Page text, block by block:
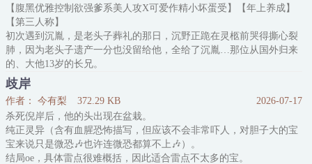
【腹黑优雅控制欲强爹系美人攻X可爱作精小坏蛋受】【年上养成】
【第三人称】
初次遇到沉胤，是老头子葬礼的那日，沉野正跪在灵柩前哭得撕心裂
肺，因为老头子遗产一分也没留给他，全给了沉胤…那位从国外归来
的、大他13岁的长兄。
他是个伪造了亲子鉴定的假少爷没错，可妈伺候老头子那么多年，遗
产就该留给他们。当那个苍白俊美的男人走进灵堂时，沉野盯着他心
想。
据说沉胤一直没结婚，是个gay，而他恰好受足阿妈熏陶，很知道怎
么讨男人喜欢。都要流落街头了，勾引没血缘的哥哥算得了什么？
沉胤
歧岸
作者： 今有梨 372.29 KB
2026-07-17
杀死倪岸后，他的头出现在盆栽。
纯正灵异（含有血腥恐怖描写，但应该不会非常吓人，对胆子大的宝
宝来说只是微恐🎶也许连微恐都算不上🎶）。
结局oe，具体雷点很难概括，因此适合雷点不太多的宝。